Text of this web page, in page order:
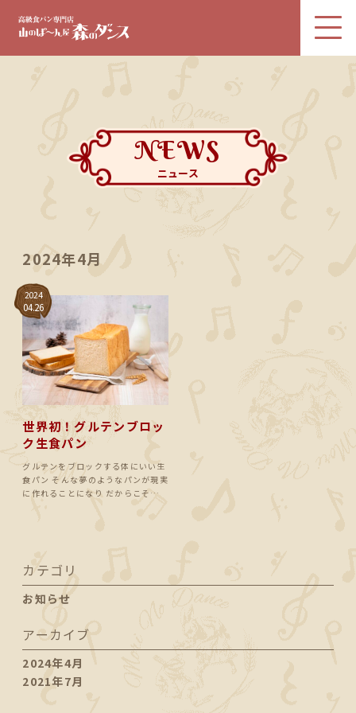
NEWS
ニュース
2024年4月
2024
04.26
世界初！グルテンブロッ
ク生食パン
グルテンをブロックする体にいい生
食パン そんな夢のようなパンが現実
に作れることになり だからこそ…
カテゴリ
お知らせ
アーカイブ
2024年4月
2021年7月